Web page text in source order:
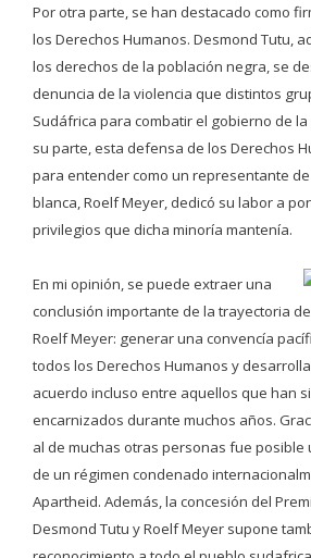
Por otra parte, se han destacado como
los Derechos Humanos. Desmond Tutu,
los derechos de la población negra, se
denuncia de la violencia que distintos
Sudáfrica para combatir el gobierno de
su parte, esta defensa de los Derechos
para entender como un representante
blanca, Roelf Meyer, dedicó su labor a
privilegios que dicha minoría mantenía.
En mi opinión, se puede extraer una
conclusión importante de la trayectoria
Roelf Meyer: generar una convencía
todos los Derechos Humanos y
acuerdo incluso entre aquellos que han
encarnizados durante muchos años.
al de muchas otras personas fue posible
de un régimen condenado
Apartheid. Además, la concesión del
Desmond Tutu y Roelf Meyer supone